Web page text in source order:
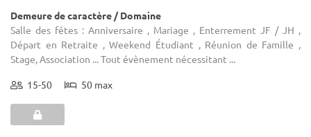
Demeure de caractère / Domaine
Salle des fêtes : Anniversaire , Mariage , Enterrement JF / JH ,
Départ en Retraite , Weekend Étudiant , Réunion de Famille ,
Stage, Association ... Tout évènement nécessitant ...
15-50 50 max